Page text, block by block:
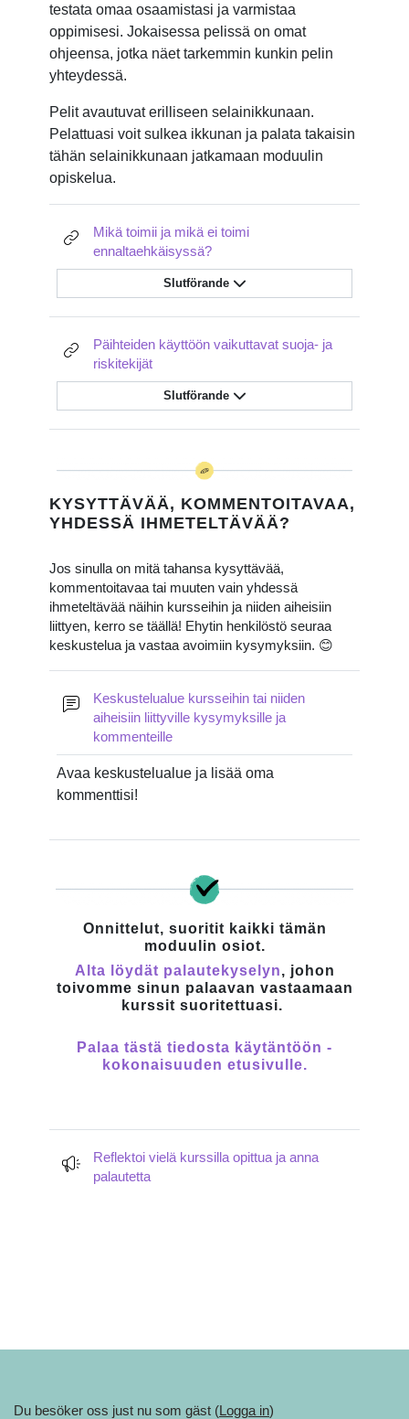
testata omaa osaamistasi ja varmistaa
oppimisesi. Jokaisessa pelissä on omat
ohjeensa, jotka näet tarkemmin kunkin pelin
yhteydessä.
Pelit avautuvat erilliseen selainikkunaan.
Pelattuasi voit sulkea ikkunan ja palata takaisin
tähän selainikkunaan jatkamaan moduulin
opiskelua.
Mikä toimii ja mikä ei toimi
ennaltaehkäisyssä?URL
Slutförande
Päihteiden käyttöön vaikuttavat suoja- ja
riskitekijätURL
Slutförande
KYSYTTÄVÄÄ, KOMMENTOITAVAA,
YHDESSÄ IHMETELTÄVÄÄ?
Jos sinulla on mitä tahansa kysyttävää,
kommentoitavaa tai muuten vain yhdessä
ihmeteltävää näihin kursseihin ja niiden aiheisiin
liittyen, kerro se täällä! Ehytin henkilöstö seuraa
keskustelua ja vastaa avoimiin kysymyksiin. 😊
Keskustelualue kursseihin tai niiden
aiheisiin liittyville kysymyksille ja
kommenteille
Avaa keskustelualue ja lisää oma
kommenttisi!
Onnittelut, suoritit kaikki tämän
moduulin osiot.
Alta löydät palautekyselyn, johon
toivomme sinun palaavan vastaamaan
kurssit suoritettuasi.
Palaa tästä tiedosta käytäntöön -
kokonaisuuden etusivulle.
Reflektoi vielä kurssilla opittua ja anna
palautettaÅterkoppling
Du besöker oss just nu som gäst (Logga in)